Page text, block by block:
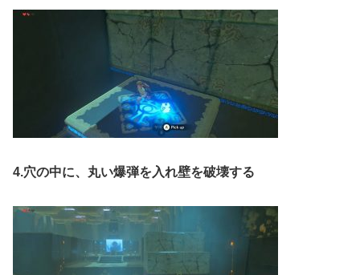
4.穴の中に、丸い爆弾を入れ壁を破壊する